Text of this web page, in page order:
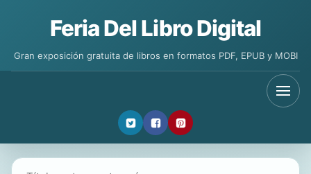
Feria Del Libro Digital
Gran exposición gratuita de libros en formatos PDF, EPUB y MOBI